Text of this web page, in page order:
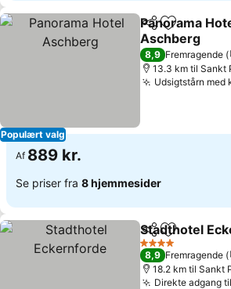
Populært valg
Del Føj til
Panorama
Aschberg
8,9 Fremragende
13.3 km til Sankt
Udsigtstårn
Af 889 kr.
Se priser fra 8 hjemmesider
Del Føj til
Stadthotel
4 Stjerner
8,9 Fremragende
18.2 km til Sankt
Direkte adgang